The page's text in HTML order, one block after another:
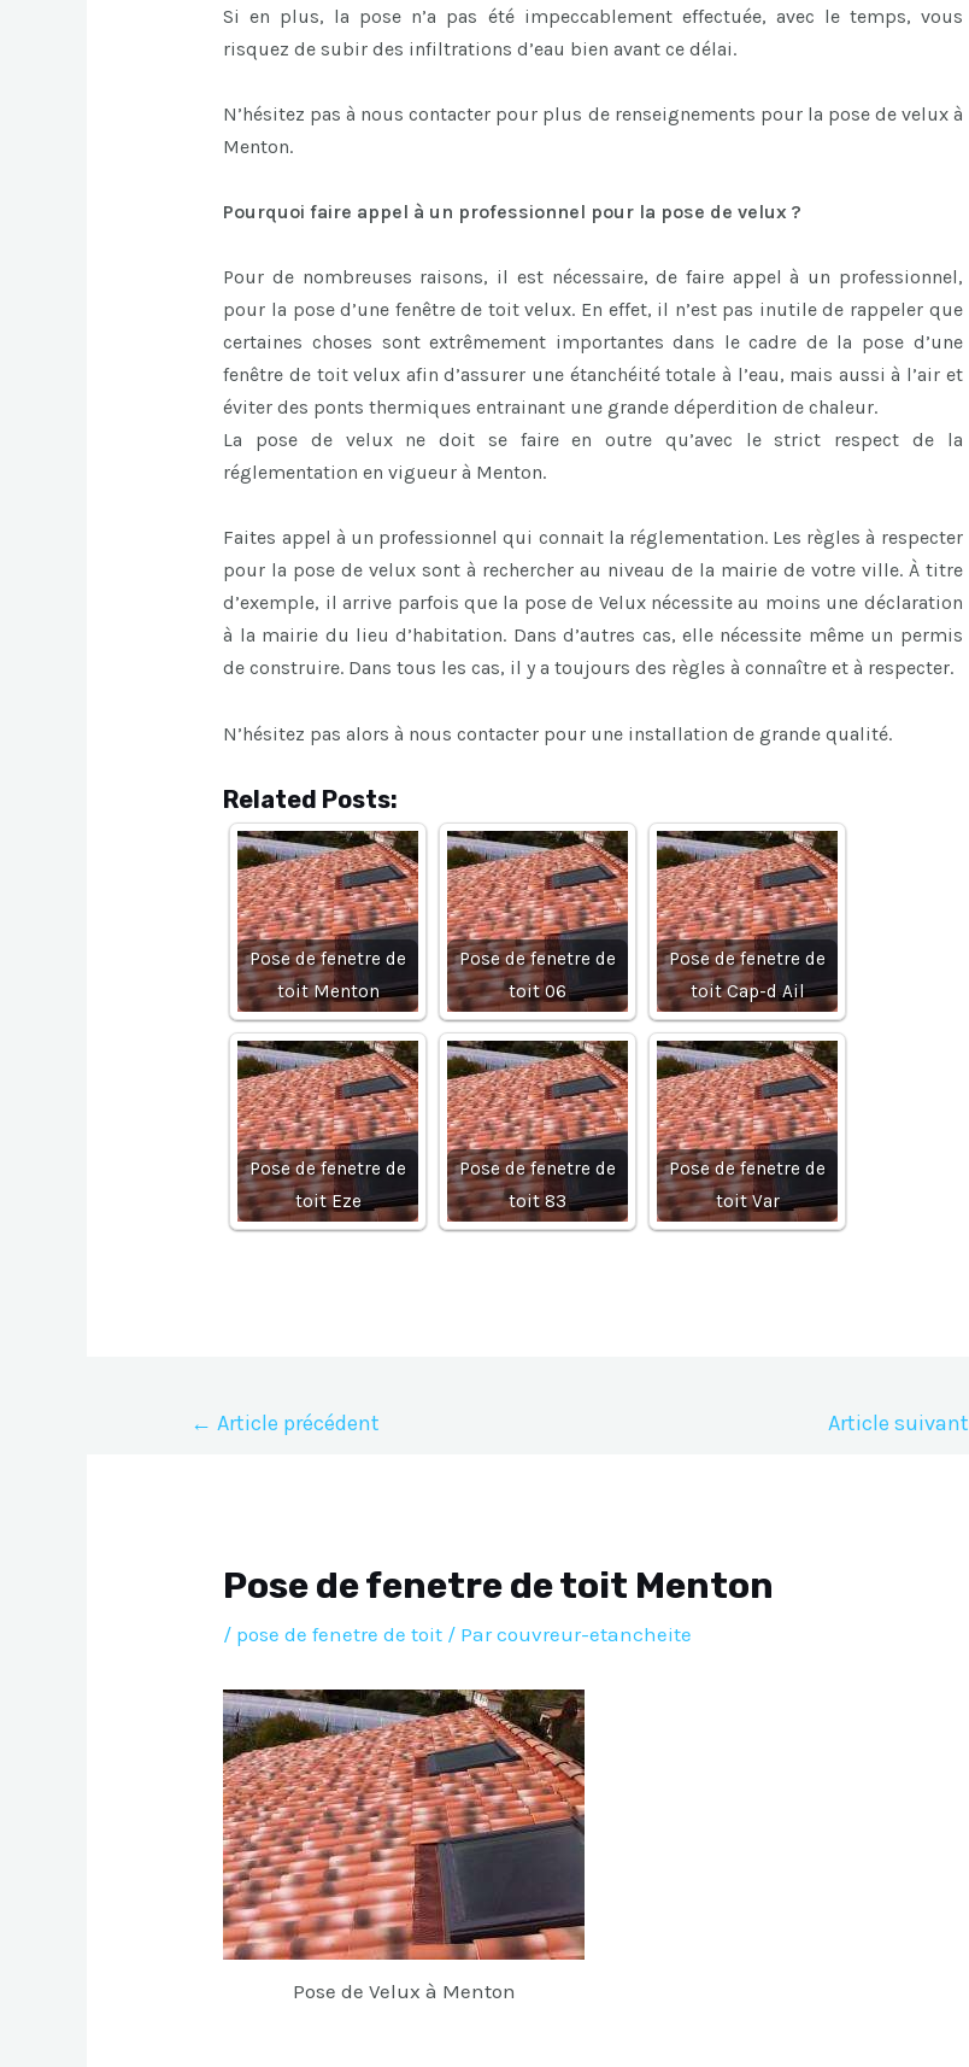
Si en plus, la pose n’a pas été impeccablement effectuée, avec le temps, vous
risquez de subir des infiltrations d’eau bien avant ce délai.
N’hésitez pas à nous contacter pour plus de renseignements pour la pose de velux à
Menton.
Pourquoi faire appel à un professionnel pour la pose de velux ?
Pour de nombreuses raisons, il est nécessaire, de faire appel à un professionnel,
pour la pose d’une fenêtre de toit velux. En effet, il n’est pas inutile de rappeler que
certaines choses sont extrêmement importantes dans le cadre de la pose d’une
fenêtre de toit velux afin d’assurer une étanchéité totale à l’eau, mais aussi à l’air et
éviter des ponts thermiques entrainant une grande déperdition de chaleur.
La pose de velux ne doit se faire en outre qu’avec le strict respect de la
réglementation en vigueur à Menton.
Faites appel à un professionnel qui connait la réglementation. Les règles à respecter
pour la pose de velux sont à rechercher au niveau de la mairie de votre ville. À titre
d’exemple, il arrive parfois que la pose de Velux nécessite au moins une déclaration
à la mairie du lieu d’habitation. Dans d’autres cas, elle nécessite même un permis
de construire. Dans tous les cas, il y a toujours des règles à connaître et à respecter.
N’hésitez pas alors à nous contacter pour une installation de grande qualité.
Related Posts:
Pose de fenetre de
toit Menton
Pose de fenetre de
toit 06
Pose de fenetre de
toit Cap-d Ail
Pose de fenetre de
toit Eze
Pose de fenetre de
toit 83
Pose de fenetre de
toit Var
Navigation
← Article précédent Article suivant
Pose de fenetre de toit Menton
/ pose de fenetre de toit / Parcouvreur-etancheite
Pose de Velux à Menton